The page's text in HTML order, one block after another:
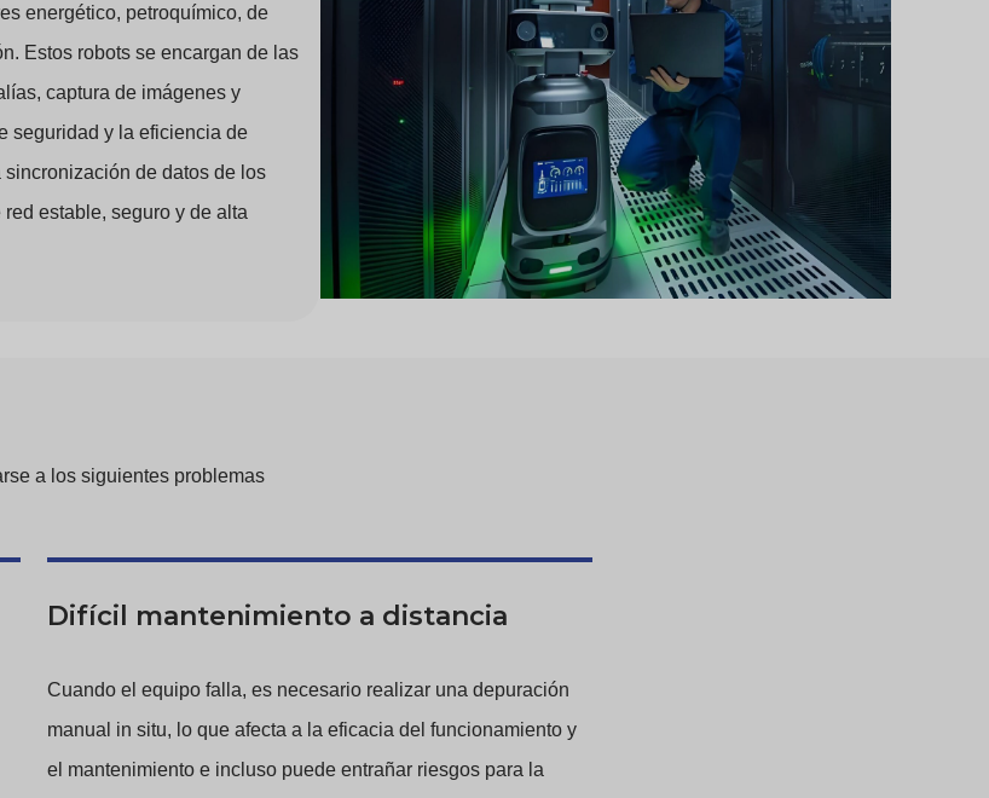
energético, petroquímico, de
Estos robots se encargan de las
captura de imágenes y
seguridad y la eficiencia de
de datos de los
estable, seguro y de alta
a los siguientes problemas
Difícil mantenimiento a distancia
Cuando el equipo falla, es necesario realizar una depuración
manual in situ, lo que afecta a la eficacia del funcionamiento y
el mantenimiento e incluso puede entrañar riesgos para la